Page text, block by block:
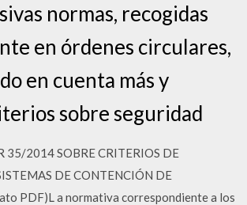
normas, recogidas
en órdenes circulares,
en cuenta más y
sobre seguridad
35/2014 SOBRE CRITERIOS DE
DE CONTENCIÓN DE
PDF)L a normativa correspondiente a los